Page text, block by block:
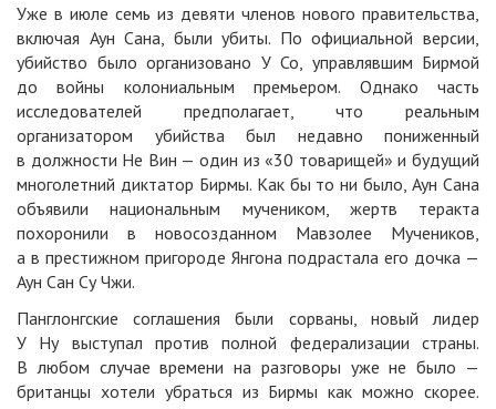
Уже в июле семь из девяти членов нового правительства,
включая Аун Сана, были убиты. По официальной версии,
убийство было организовано У Со, управлявшим Бирмой
до войны колониальным премьером. Однако часть
исследователей предполагает, что реальным
организатором убийства был недавно пониженный
в должности Не Вин — один из «30 товарищей» и будущий
многолетний диктатор Бирмы. Как бы то ни было, Аун Сана
объявили национальным мучеником, жертв теракта
похоронили в новосозданном Мавзолее Мучеников,
а в престижном пригороде Янгона подрастала его дочка —
Аун Сан Су Чжи.
Панглонгские соглашения были сорваны, новый лидер
У Ну выступал против полной федерализации страны.
В любом случае времени на разговоры уже не было —
британцы хотели убраться из Бирмы как можно скорее.